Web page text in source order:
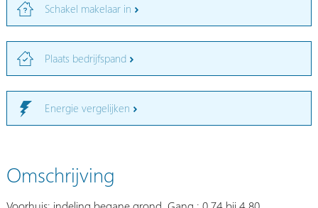
Schakel makelaar in
Plaats bedrijfspand
Energie vergelijken
Omschrijving